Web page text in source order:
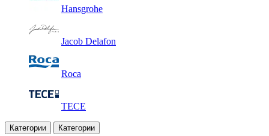
Hansgrohe
Jacob Delafon
Roca
TECE
Категории Категории